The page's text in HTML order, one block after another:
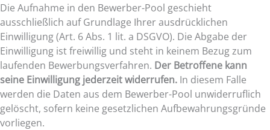
Die Aufnahme in den Bewerber-Pool geschieht
ausschließlich auf Grundlage Ihrer ausdrücklichen
Einwilligung (Art. 6 Abs. 1 lit. a DSGVO). Die Abgabe der
Einwilligung ist freiwillig und steht in keinem Bezug zum
laufenden Bewerbungsverfahren. Der Betroffene kann
seine Einwilligung jederzeit widerrufen. In diesem Falle
werden die Daten aus dem Bewerber-Pool unwiderruflich
gelöscht, sofern keine gesetzlichen Aufbewahrungsgründe
vorliegen.